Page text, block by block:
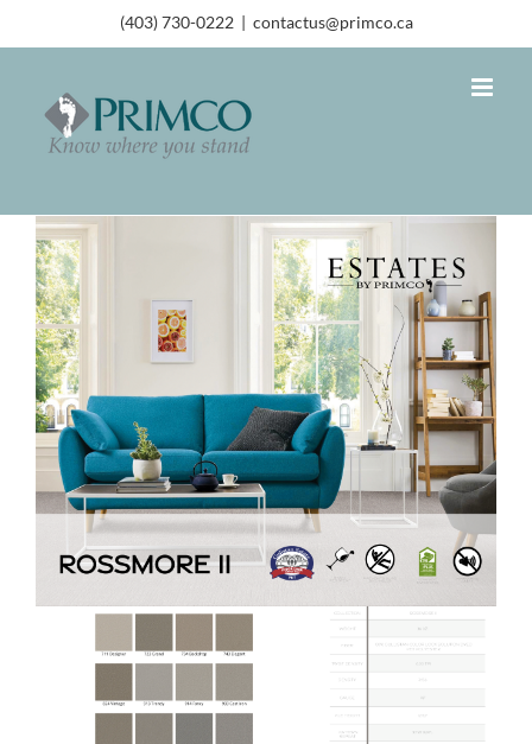
(403) 730-0222 | contactus@primco.ca